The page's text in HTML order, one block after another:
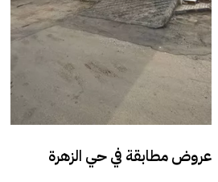
عروض مطابقة فيحي الزهرة